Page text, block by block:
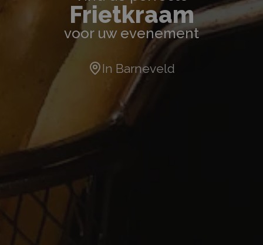
Frietkraam
voor uw evenement
In Barneveld